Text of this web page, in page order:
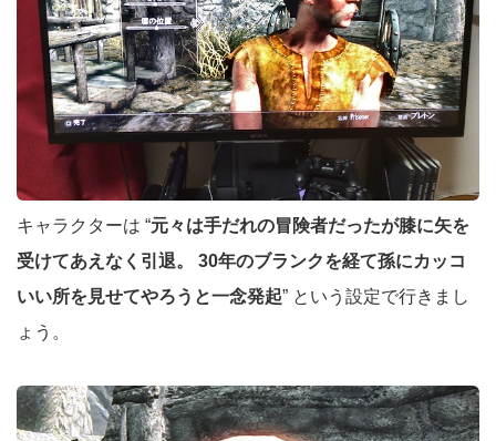
キャラクターは “元々は手だれの冒険者だったが膝に矢を
受けてあえなく引退。 30年のブランクを経て孫にカッコ
いい所を見せてやろうと一念発起” という設定で行きまし
ょう。